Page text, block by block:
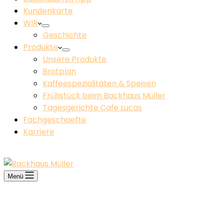
Kundenkarte
WIR
Geschichte
Produkte
Unsere Produkte
Brotplan
Kaffeespezialitäten & Speisen
Frühstück beim Backhaus Müller​
Tagesgerichte Cafe Lucas
Fachgeschaefte
Karriere
Menü